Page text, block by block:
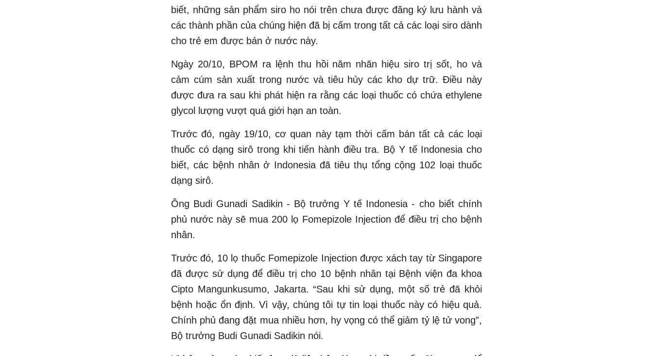
biết, những sản phẩm siro ho nói trên chưa được đăng ký lưu hành và
các thành phần của chúng hiện đã bị cấm trong tất cả các loại siro dành
cho trẻ em được bán ở nước này.
Ngày 20/10, BPOM ra lệnh thu hồi năm nhãn hiệu siro trị sốt, ho và
cảm cúm sản xuất trong nước và tiêu hủy các kho dự trữ. Điều này
được đưa ra sau khi phát hiện ra rằng các loại thuốc có chứa ethylene
glycol lượng vượt quá giới hạn an toàn.
Trước đó, ngày 19/10, cơ quan này tạm thời cấm bán tất cả các loại
thuốc có dạng sirô trong khi tiến hành điều tra. Bộ Y tế Indonesia cho
biết, các bệnh nhân ở Indonesia đã tiêu thụ tổng cộng 102 loại thuốc
dạng sirô.
Ông Budi Gunadi Sadikin - Bộ trưởng Y tế Indonesia - cho biết chính
phủ nước này sẽ mua 200 lọ Fomepizole Injection để điều trị cho bệnh
nhân.
Trước đó, 10 lọ thuốc Fomepizole Injection được xách tay từ Singapore
đã được sử dụng để điều trị cho 10 bệnh nhân tại Bệnh viện đa khoa
Cipto Mangunkusumo, Jakarta. “Sau khi sử dụng, một số trẻ đã khỏi
bệnh hoặc ổn định. Vì vậy, chúng tôi tự tin loại thuốc này có hiệu quả.
Chính phủ đang đặt mua nhiều hơn, hy vọng có thể giảm tỷ lệ tử vong”,
Bộ trưởng Budi Gunadi Sadikin nói.